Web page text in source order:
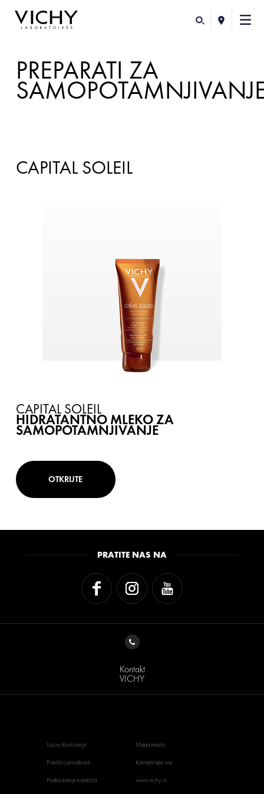
PREPARATI ZA
CAPITAL SOLEIL
CAPITAL SOLEIL
HIDRATANTNO MLEKO ZA
SAMOPOTAMNJIVANJE
OTKRIJTE
PRATITE NAS NA
Kontakt
VICHY
Uslovi Korišćenja
Pravila o privatnosti
Podešavanje kolačića
Mapa mesta
Kontaktirajte nas
www.vichy.rs